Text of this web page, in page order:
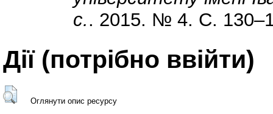
с.. 2015. № 4. С.
Дії ​​(потрібно ввійти)
Оглянути опис ресурсу